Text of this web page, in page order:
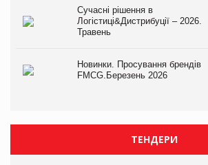
Сучасні рішення в
Логістиці&Дистрибуції – 2026.
Травень
Новинки. Просування брендів
FMCG.Березень 2026
ТЕНДЕРИ